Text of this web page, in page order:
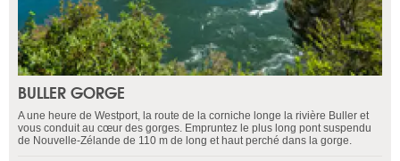
BULLER GORGE
A une heure de Westport, la route de la corniche longe la rivière Buller et
vous conduit au cœur des gorges. Empruntez le plus long pont suspendu
de Nouvelle-Zélande de 110 m de long et haut perché dans la gorge.